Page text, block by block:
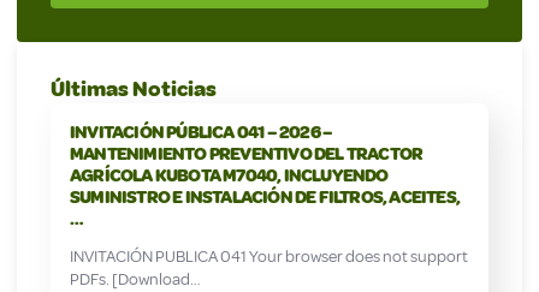
Últimas Noticias
INVITACIÓN PÚBLICA 041 – 2026 –
MANTENIMIENTO PREVENTIVO DEL TRACTOR
AGRÍCOLA KUBOTA M7040, INCLUYENDO
SUMINISTRO E INSTALACIÓN DE FILTROS, ACEITES,
…
INVITACIÓN PUBLICA 041 Your browser does not support
PDFs. [Download…